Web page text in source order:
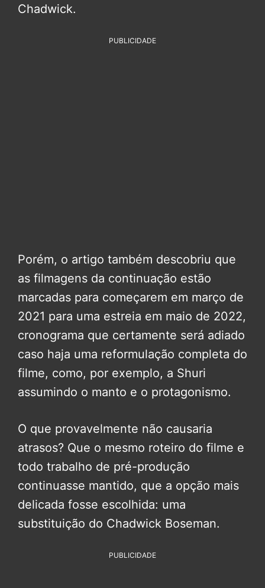
Chadwick.
PUBLICIDADE
Porém, o artigo também descobriu que
as filmagens da continuação estão
marcadas para começarem em março de
2021 para uma estreia em maio de 2022,
cronograma que certamente será adiado
caso haja uma reformulação completa do
filme, como, por exemplo, a Shuri
assumindo o manto e o protagonismo.
O que provavelmente não causaria
atrasos? Que o mesmo roteiro do filme e
todo trabalho de pré-produção
continuasse mantido, que a opção mais
delicada fosse escolhida: uma
substituição do Chadwick Boseman.
PUBLICIDADE